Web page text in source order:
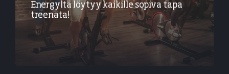
Energyltä löytyy kaikille sopiva tapa
treenata!